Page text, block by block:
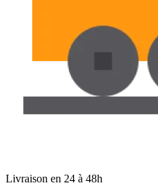
Livraison en 24 à 48h